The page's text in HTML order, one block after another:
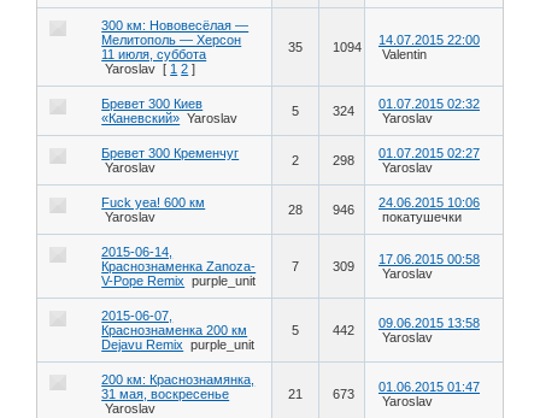
300 км: Нововесёлая —
Мелитополь — Херсон
11 июля, суббота
Yaroslav [ 1 2 ]
35 1094
14.07.2015 22:00
Valentin
Бревет 300 Киев
«Каневский» Yaroslav 5 324
01.07.2015 02:32
Yaroslav
Бревет 300 Кременчуг
Yaroslav
2 298
01.07.2015 02:27
Yaroslav
Fuck yea! 600 км
Yaroslav
28 946
24.06.2015 10:06
покатушечки
2015-06-14,
Краснознаменка Zanoza-
V-Pope Remix
purple_unit
7 309
17.06.2015 00:58
Yaroslav
2015-06-07,
Краснознаменка 200 км
Dejavu Remix
purple_unit
5 442
09.06.2015 13:58
Yaroslav
200 км: Краснознамянка,
31 мая, воскресенье
Yaroslav
21 673
01.06.2015 01:47
Yaroslav